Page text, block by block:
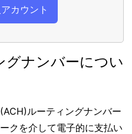
カウント
グナンバーについ
ルーティングナンバー
クを介して電子的に支払い